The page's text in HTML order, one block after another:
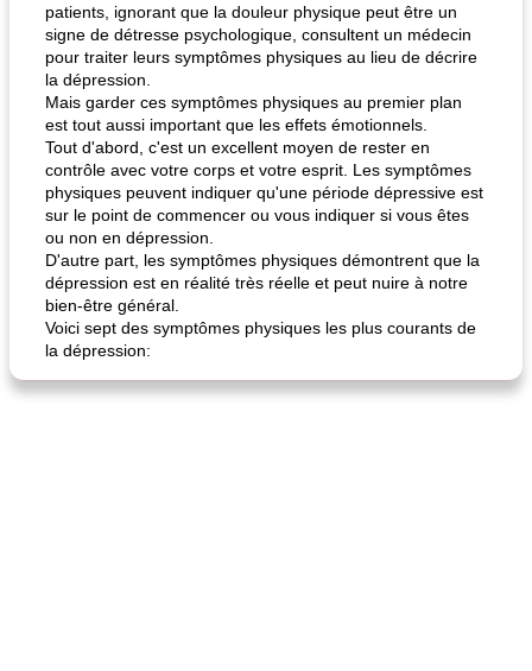
patients, ignorant que la douleur physique peut être un
signe de détresse psychologique, consultent un médecin
pour traiter leurs symptômes physiques au lieu de décrire
la dépression.
Mais garder ces symptômes physiques au premier plan
est tout aussi important que les effets émotionnels.
Tout d'abord, c'est un excellent moyen de rester en
contrôle avec votre corps et votre esprit. Les symptômes
physiques peuvent indiquer qu'une période dépressive est
sur le point de commencer ou vous indiquer si vous êtes
ou non en dépression.
D'autre part, les symptômes physiques démontrent que la
dépression est en réalité très réelle et peut nuire à notre
bien-être général.
Voici sept des symptômes physiques les plus courants de
la dépression: